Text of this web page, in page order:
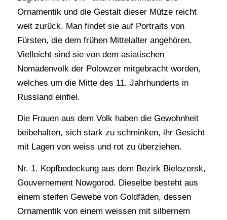
Ornamentik und die Gestalt dieser Mütze reicht
weit zurück. Man findet sie auf Portraits von
Fürsten, die dem frühen Mittelalter angehören.
Vielleicht sind sie von dem asiatischen
Nomadenvolk der Polowzer mitgebracht worden,
welches um die Mitte des 11. Jahrhunderts in
Russland einfiel.
Die Frauen aus dem Volk haben die Gewohnheit
beibehalten, sich stark zu schminken, ihr Gesicht
mit Lagen von weiss und rot zu überziehen.
Nr. 1. Kopfbedeckung aus dem Bezirk Bielozersk,
Gouvernement Nowgorod. Dieselbe besteht aus
einem steifen Gewebe von Goldfäden, dessen
Ornamentik von einem weissen mit silbernem